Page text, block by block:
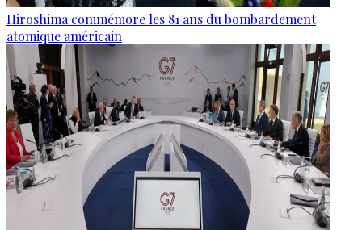
Hiroshima commémore les 81 ans du bombardement
atomique américain